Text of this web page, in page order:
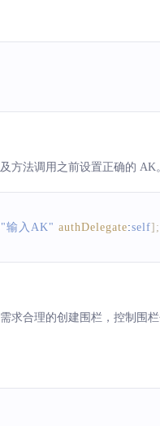
方法调用之前设置正确的 AK
"输入AK" authDelegate:self] ;
求合理的创建围栏，控制围